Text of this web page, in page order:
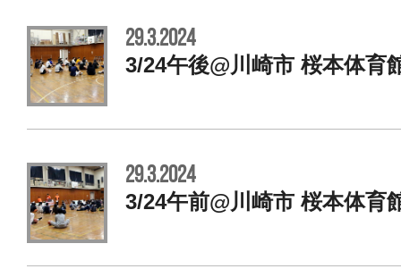
29.3.2024
3/24午後@川崎市 桜本体
29.3.2024
3/24午前@川崎市 桜本体